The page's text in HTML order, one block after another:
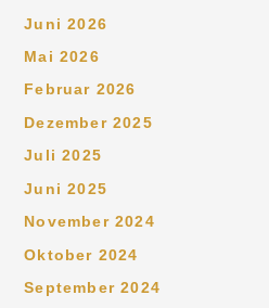
Juni 2026
Mai 2026
Februar 2026
Dezember 2025
Juli 2025
Juni 2025
November 2024
Oktober 2024
September 2024